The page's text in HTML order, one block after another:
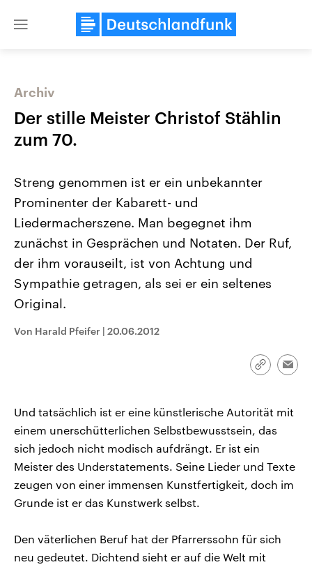
Close
Landtagswahl Sachsen-Anhalt
Alle Informationen
Sachsen-Anhalt wählt am 6.
September 2026 einen neuen
Landtag. Seit 2021 wird das
Bundesland von einer Koalition aus
Umfragen, Prognosen,
USA
Hintergründe
Wirtschaftlich und
gehören die Vereinigten
Archiv
Der stille Meister Christof Stählin
zum 70.
Streng genommen ist er ein unbekannter
Prominenter der Kabarett- und
Liedermacherszene. Man begegnet ihm
zunächst in Gesprächen und Notaten. Der Ruf,
der ihm vorauseilt, ist von Achtung und
Sympathie getragen, als sei er ein seltenes
Original.
Von Harald Pfeifer | 20.06.2012
Link
Und tatsächlich ist er eine künstlerische Autorität mit
einem unerschütterlichen Selbstbewusstsein, das
sich jedoch nicht modisch aufdrängt. Er ist ein
Meister des Understatements. Seine Lieder und Texte
zeugen von einer immensen Kunstfertigkeit, doch im
Grunde ist er das Kunstwerk selbst.
Den väterlichen Beruf hat der Pfarrerssohn für sich
neu gedeutet. Dichtend sieht er auf die Welt mit